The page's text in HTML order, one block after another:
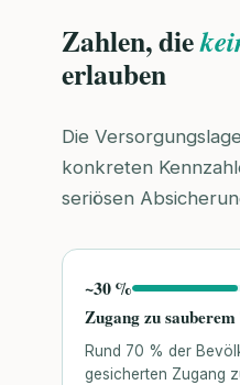
Zahlen, die
erlauben
Die
konkreten
seriösen
~30 %
Zugang zu
Rund 70 % der
gesicherten Zugang